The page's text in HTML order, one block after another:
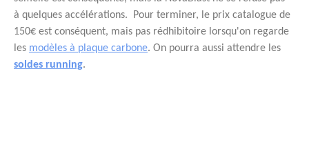
à quelques accélérations. Pour terminer, le prix catalogue de
150€ est conséquent, mais pas rédhibitoire lorsqu'on regarde
les modèles à plaque carbone. On pourra aussi attendre les
soldes running.